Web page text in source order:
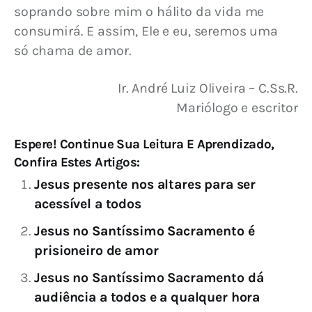
soprando sobre mim o hálito da vida me
consumirá. E assim, Ele e eu, seremos uma
só chama de amor.
Ir. André Luiz Oliveira – C.Ss.R.
Mariólogo e escritor
Espere! Continue Sua Leitura E Aprendizado,
Confira Estes Artigos:
Jesus presente nos altares para ser
acessível a todos
Jesus no Santíssimo Sacramento é
prisioneiro de amor
Jesus no Santíssimo Sacramento dá
audiência a todos e a qualquer hora